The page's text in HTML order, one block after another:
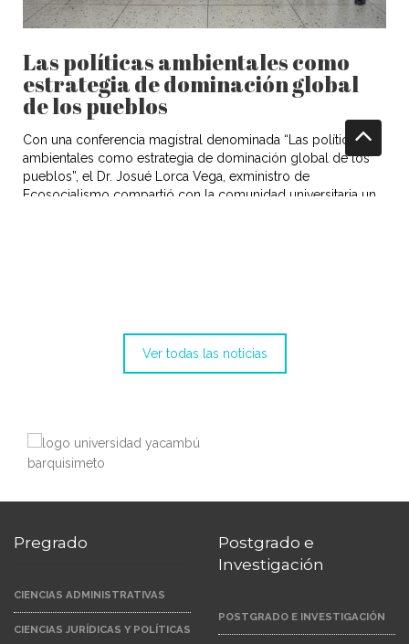
Las políticas ambientales como
estrategia de dominación global
de los pueblos
Con una conferencia magistral denominada “Las políticas
ambientales como estrategia de dominación global de los
pueblos”, el Dr. Josué Lorca Vega, exministro de
Ecosocialismo compartió con la comunidad universitaria un
Ver todas las noticias
Pregrado
CIENCIAS ADMINISTRATIVAS
CIENCIAS JURÍDICAS Y POLÍTICAS
Postgrado e
Investigación
POSTGRADO E INVESTIGACIÓN